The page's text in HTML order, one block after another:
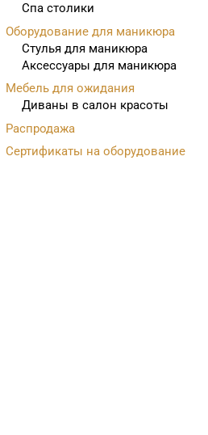
Спа столики
Оборудование для маникюра
Стулья для маникюра
Аксессуары для маникюра
Мебель для ожидания
Диваны в салон красоты
Распродажа
Сертификаты на оборудование